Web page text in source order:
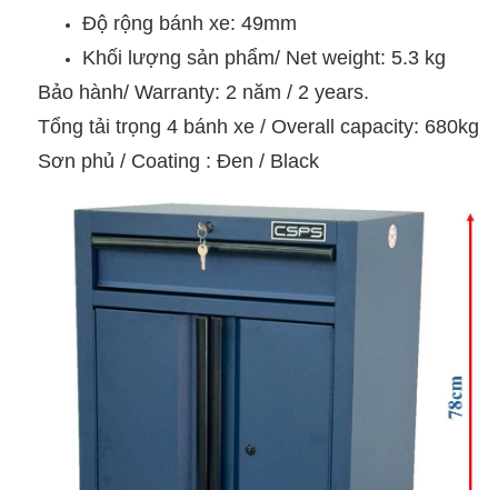
Độ rộng bánh xe: 49mm
Khối lượng sản phẩm/ Net weight: 5.3 kg
Bảo hành/ Warranty: 2 năm / 2 years.
Tổng tải trọng 4 bánh xe / Overall capacity: 680kg
Sơn phủ / Coating : Đen / Black